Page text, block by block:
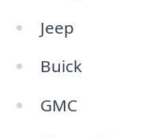
Jeep
Buick
GMC